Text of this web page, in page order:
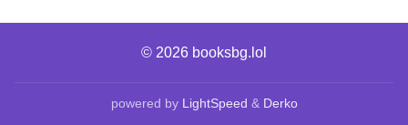
© 2026 booksbg.lol
powered by LightSpeed & Derko